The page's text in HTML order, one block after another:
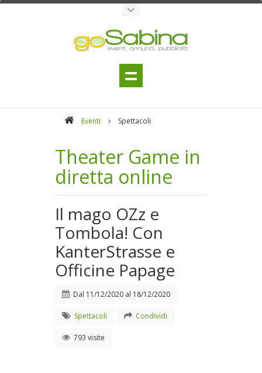
Eventi Spettacoli
Theater Game in
diretta online
Il mago OZz e
Tombola! Con
KanterStrasse e
Officine Papage
Dal 11/12/2020 al 18/12/2020
Spettacoli Condividi
793 visite